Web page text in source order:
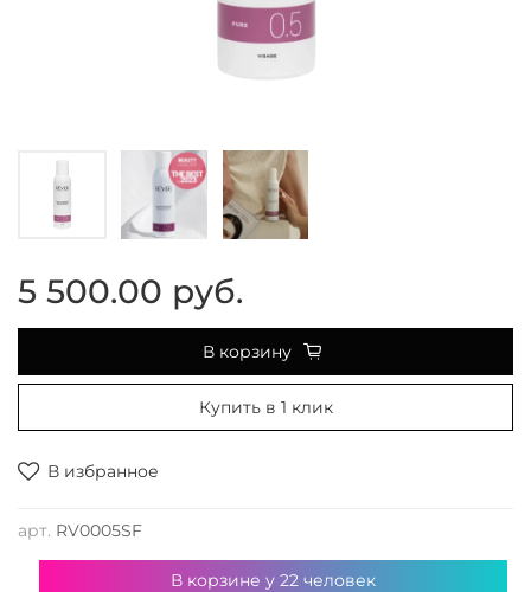
В избранное
арт. RV0005SF
5 500.00 руб.
В корзину
Купить в 1 клик
В корзине у 22человек